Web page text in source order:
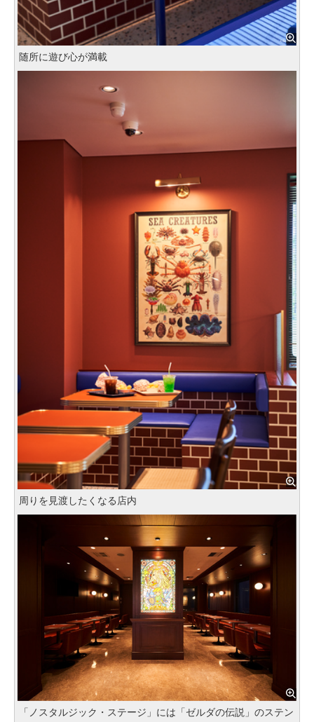
随所に遊び心が満載
周りを見渡したくなる店内
「ノスタルジック・ステージ」には「ゼルダの伝説」のステン